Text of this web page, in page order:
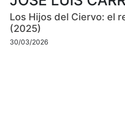
Los Hijos del Ciervo: el
(2025)
30/03/2026